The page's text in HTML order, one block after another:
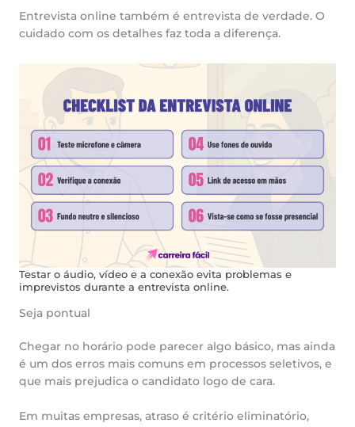
Entrevista online também é entrevista de verdade. O
cuidado com os detalhes faz toda a diferença.
Testar o áudio, vídeo e a conexão evita problemas e
imprevistos durante a entrevista online.
Seja pontual
Chegar no horário pode parecer algo básico, mas ainda
é um dos erros mais comuns em processos seletivos, e
que mais prejudica o candidato logo de cara.
Em muitas empresas, atraso é critério eliminatório,